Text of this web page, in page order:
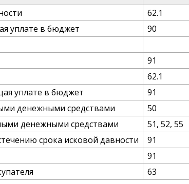
62.1
уплате в бюджет
90
91
62.1
уплате в бюджет
91
денежными средствами
50
денежными средствами
51, 52, 55
срока исковой давности
91
91
63